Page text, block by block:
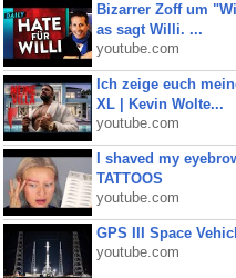
Bizarrer Zoff um
as sagt Willi. ...
youtube.com
Ich zeige euch
XL | Kevin Wolte...
youtube.com
I shaved my
TATTOOS
youtube.com
GPS III Space
youtube.com